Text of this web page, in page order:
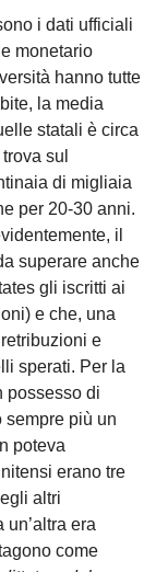
i dati ufficiali
monetario
hanno tutte
la media
statali è circa
sul
di migliaia
per 20-30 anni.
il
superare anche
gli iscritti ai
e che, una
e
sperati. Per la
possesso di
sempre più un
poteva
erano tre
altri
era
come